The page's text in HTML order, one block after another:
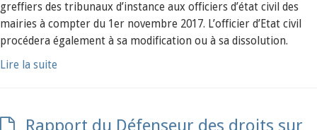
greffiers des tribunaux d’instance aux officiers d’état civil des
mairies à compter du 1er novembre 2017. L’officier d’Etat civil
procédera également à sa modification ou à sa dissolution.
Lire la suite
Rapport du Défenseur des droits sur